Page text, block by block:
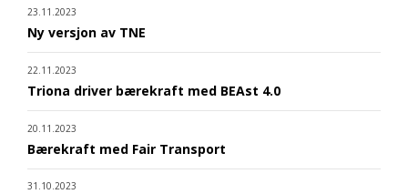
23.11.2023
Ny versjon av TNE
22.11.2023
Triona driver bærekraft med BEAst 4.0
20.11.2023
Bærekraft med Fair Transport
31.10.2023